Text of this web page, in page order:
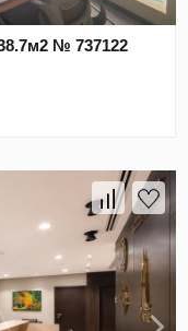
№ 737122